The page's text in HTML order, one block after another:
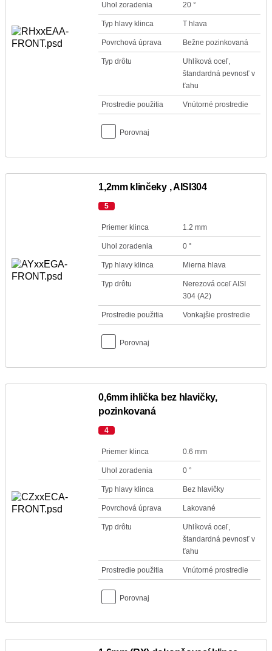
Uhol zoradenia 20 °
Typ hlavy klinca T hlava
Povrchová úprava Bežne pozinkovaná
Typ drôtu
Uhlíková oceľ,
štandardná pevnosť v
ťahu
Prostredie použitia Vnútorné prostredie
Porovnaj
1,2mm klinčeky , AISI304
5
Priemer klinca 1.2 mm
Uhol zoradenia 0 °
Typ hlavy klinca Mierna hlava
Typ drôtu
Nerezová oceľ AISI
304 (A2)
Prostredie použitia Vonkajšie prostredie
Porovnaj
0,6mm ihlička bez hlavičky,
pozinkovaná
4
Priemer klinca 0.6 mm
Uhol zoradenia 0 °
Typ hlavy klinca Bez hlavičky
Povrchová úprava Lakované
Typ drôtu
Uhlíková oceľ,
štandardná pevnosť v
ťahu
Prostredie použitia Vnútorné prostredie
Porovnaj